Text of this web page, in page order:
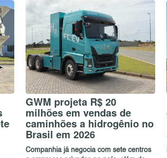
GWM projeta R$ 20
milhões em vendas de
caminhões a hidrogênio no
Brasil em 2026
Companhia já negocia com sete centros